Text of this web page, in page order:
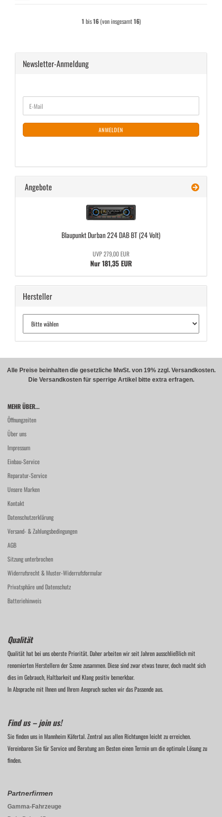
1 bis16(von insgesamt16)
Newsletter-Anmeldung
ZUR
NEWSLETTER-
ANMELDUNG
E-
Mail
ANMELDEN
Angebote
Blau­punkt Dur­ban 224 DAB BT (24 Volt)
UVP 279,00 EUR
Nur 181,35 EUR
Hersteller
Alle Preise beinhalten die gesetzliche MwSt. von 19% zzgl. Versandkosten.
Die Versandkosten für sperrige Artikel bitte extra erfragen.
MEHR ÜBER...
Öffnungzeiten
Über uns
Impressum
Einbau-Service
Reparatur-Service
Unsere Marken
Kontakt
Datenschutzerklärung
Versand- & Zahlungsbedingungen
AGB
Sitzung unterbrochen
Widerrufsrecht & Muster-Widerrufsformular
Privatsphäre und Datenschutz
Batteriehinweis
Qualität
Qualität hat bei uns oberste Priorität. Daher arbeiten wir seit Jahren ausschließlich mit
renomierten Herstellern der Szene zusammen. Diese sind zwar etwas teurer, doch macht sich
dies im Gebrauch, Haltbarkeit und Klang positiv bemerkbar.
In Absprache mit Ihnen und Ihrem Anspruch suchen wir das Passende aus.
Find us – join us!
Sie finden uns in Mannheim Käfertal. Zentral aus allen Richtungen leicht zu erreichen.
Vereinbaren Sie für Service und Beratung am Besten einen Termin um die optimale Lösung zu
finden.
Partnerfirmen
Gamma-Fahrzeuge